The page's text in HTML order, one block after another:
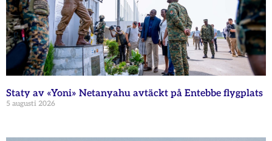
Staty av «Yoni» Netanyahu avtäckt på Entebbe flygplats
5 augusti 2026